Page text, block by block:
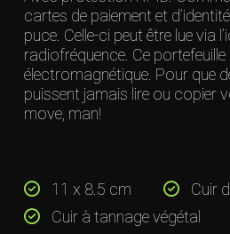
cartes de paiement et
puce. Celle-ci peut être lue via
radiofréquence. Ce portefeuille
électromagnétique. Pour que
puissent jamais lire ou copier
move, man!
11 x 8.5 cm
Cuir
Cuir à tannage végétal